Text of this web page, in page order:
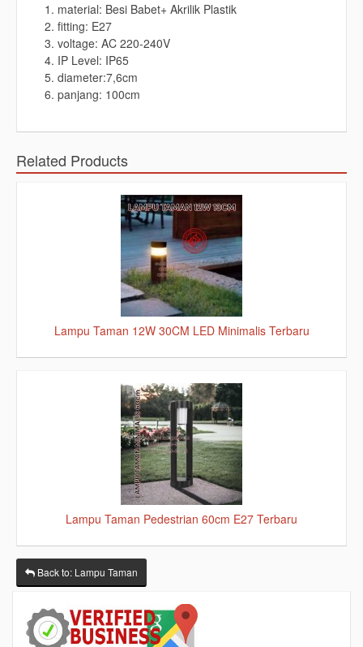
material: Besi Babet+ Akrilik Plastik
fitting: E27
voltage: AC 220-240V
IP Level: IP65
diameter:7,6cm
panjang: 100cm
Related Products
Lampu Taman 12W 30CM LED Minimalis Terbaru
Lampu Taman Pedestrian 60cm E27 Terbaru
Back to: Lampu Taman